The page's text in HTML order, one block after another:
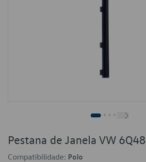
Pestana de Janela VW
Compatibilidade: Polo